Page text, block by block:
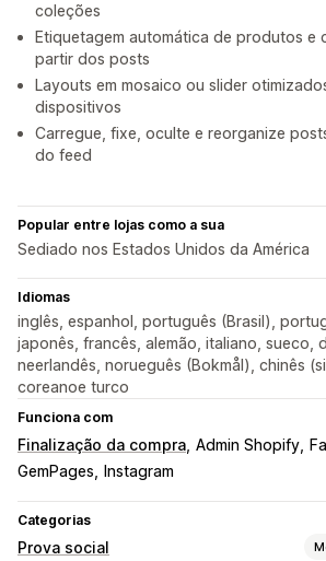
coleções
Etiquetagem automática de produtos e
partir dos posts
Layouts em mosaico ou slider
dispositivos
Carregue, fixe, oculte e reorganize
do feed
Popular entre lojas como a sua
Sediado nos Estados Unidos da América
Idiomas
inglês, espanhol, português (Brasil),
japonês, francês, alemão, italiano, sueco,
neerlandês, norueguês (Bokmål), chinês
coreanoe turco
Funciona com
Finalização da compra Admin Shopify
GemPages
Instagram
Categorias
Prova social